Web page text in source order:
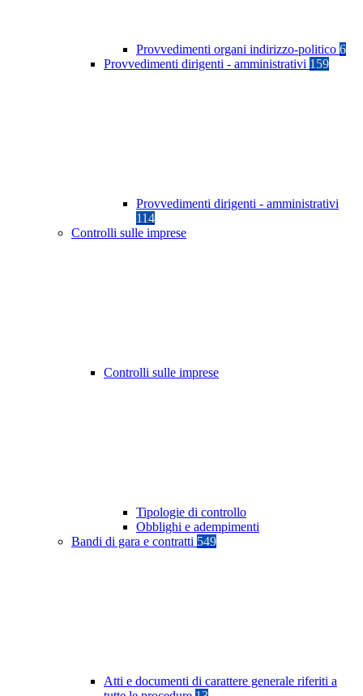
Provvedimenti organi indirizzo-politico 6
Provvedimenti dirigenti - amministrativi 159
Provvedimenti dirigenti - amministrativi
114
Controlli sulle imprese
Controlli sulle imprese
Tipologie di controllo
Obblighi e adempimenti
Bandi di gara e contratti 549
Atti e documenti di carattere generale riferiti a